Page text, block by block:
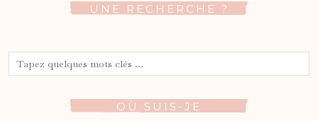
UNE RECHERCHE ?
OÙ SUIS-JE